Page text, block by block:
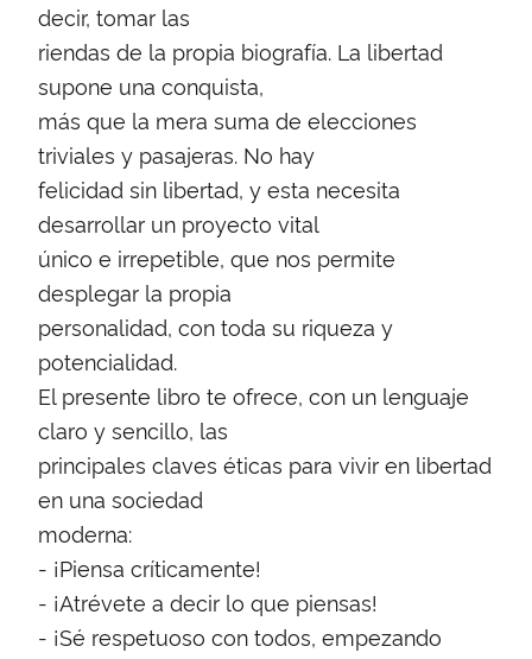
decir, tomar las
riendas de la propia biografía. La libertad
supone una conquista,
más que la mera suma de elecciones
triviales y pasajeras. No hay
felicidad sin libertad, y esta necesita
desarrollar un proyecto vital
único e irrepetible, que nos permite
desplegar la propia
personalidad, con toda su riqueza y
potencialidad.
El presente libro te ofrece, con un lenguaje
claro y sencillo, las
principales claves éticas para vivir en libertad
en una sociedad
moderna:
- ¡Piensa críticamente!
- ¡Atrévete a decir lo que piensas!
- ¡Sé respetuoso con todos, empezando